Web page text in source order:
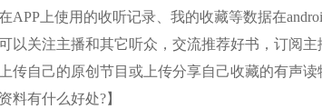
APP上使用的收听记录、我的收藏等数据在
以关注主播和其它听众，交流推荐好书，订阅主
传自己的原创节目或上传分享自己收藏的有声读
料有什么好处?】